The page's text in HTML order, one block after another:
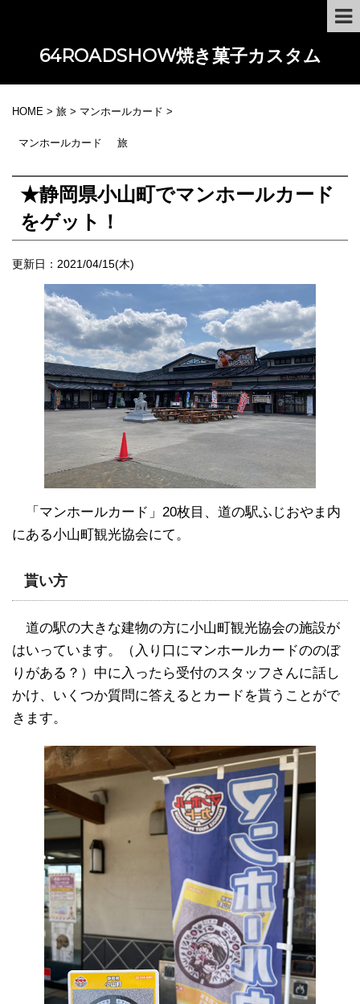
64ROADSHOW焼き菓子カスタム
HOME > 旅 > マンホールカード >
マンホールカード 旅
★静岡県小山町でマンホールカード
をゲット！
更新日： 2021/04/15(木)
「マンホールカード」20枚目、道の駅ふじおやま内
にある小山町観光協会にて。
貰い方
道の駅の大きな建物の方に小山町観光協会の施設が
はいっています。（入り口にマンホールカードののぼ
りがある？）中に入ったら受付のスタッフさんに話し
かけ、いくつか質問に答えるとカードを貰うことがで
きます。